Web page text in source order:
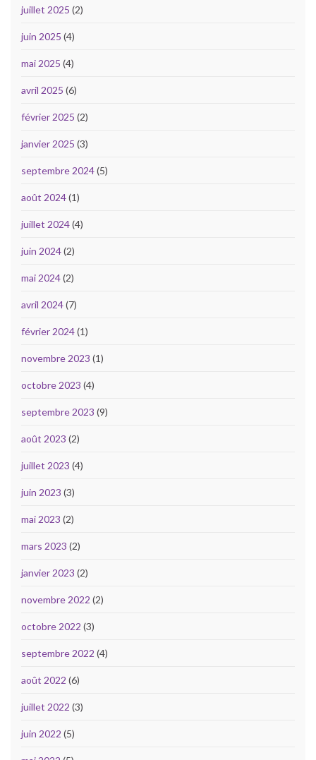
juillet 2025 (2)
juin 2025 (4)
mai 2025 (4)
avril 2025 (6)
février 2025 (2)
janvier 2025 (3)
septembre 2024(5)
août 2024(1)
juillet 2024(4)
juin 2024(2)
mai 2024(2)
avril 2024(7)
février 2024(1)
novembre 2023 (1)
octobre 2023 (4)
septembre 2023 (9)
août 2023 (2)
juillet 2023 (4)
juin 2023 (3)
mai 2023 (2)
mars 2023 (2)
janvier 2023 (2)
novembre 2022 (2)
octobre 2022 (3)
septembre 2022 (4)
août 2022 (6)
juillet 2022 (3)
juin 2022 (5)